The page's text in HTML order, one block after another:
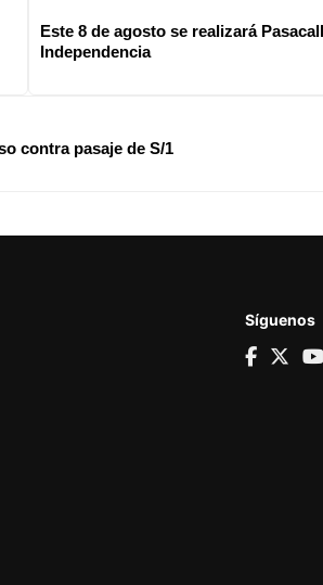
Este 8 de agosto se realizará
Independencia
contra pasaje de S/1
Síguenos